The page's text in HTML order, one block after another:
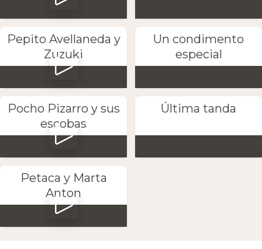
Pepito Avellaneda y
Zuzuki
Un condimento
especial
Pocho Pizarro y sus
escobas
Última tanda
Petaca y Marta
Anton